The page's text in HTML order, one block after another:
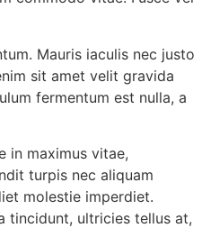
Mauris iaculis nec justo
sit amet velit gravida
fermentum est nulla, a
in maximus vitae,
turpis nec aliquam
molestie imperdiet.
tincidunt, ultricies tellus at,